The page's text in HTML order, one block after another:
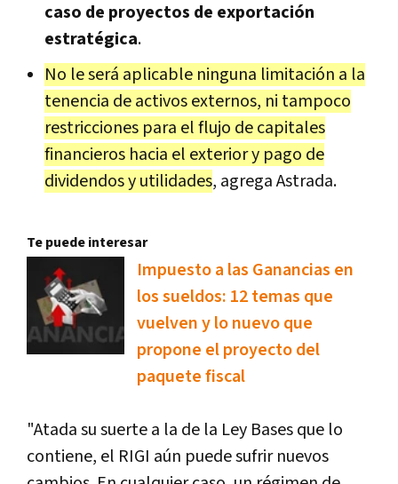
caso de proyectos de exportación
estratégica.
No le será aplicable ninguna limitación a la
tenencia de activos externos, ni tampoco
restricciones para el flujo de capitales
financieros hacia el exterior y pago de
dividendos y utilidades, agrega Astrada.
Te puede interesar
Impuesto a las Ganancias en
los sueldos: 12 temas que
vuelven y lo nuevo que
propone el proyecto del
paquete fiscal
"Atada su suerte a la de la Ley Bases que lo
contiene, el RIGI aún puede sufrir nuevos